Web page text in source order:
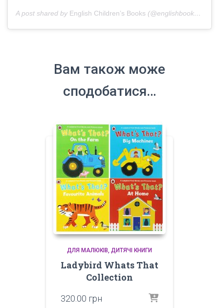
A post shared by English Children’s Books (@englishbooks.in.ua) on
Вам також може
сподобатися…
ДЛЯ МАЛЮКІВ ДИТЯЧІ КНИГИ
Ladybird Whats That
Collection
320.00 грн